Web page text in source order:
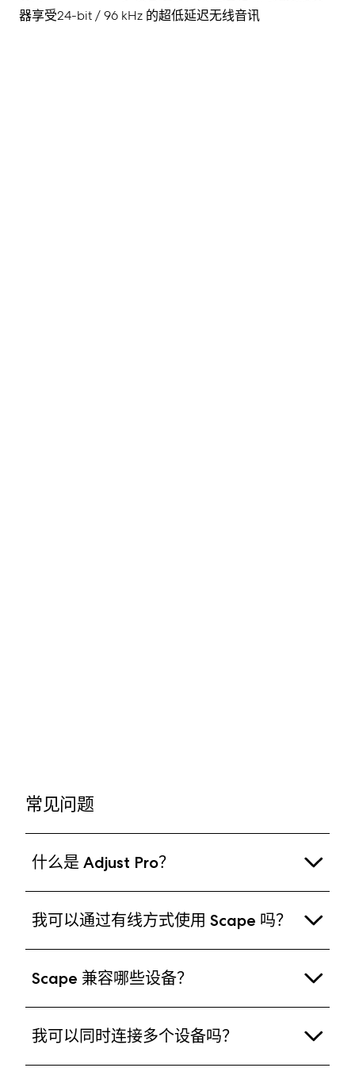
器享受24-bit / 96 kHz 的超低延迟无线音讯
常见问题
什么是 Adjust Pro？
只需将 Scape 连接到您的电脑，并在通过浏览器访
问该网址，即可开始自定义调整 EQ 预设模式和灯光
效果。在 Adjust Pro 中，您还可以升级最新设备固
件，无需下载或运行任何软件。连接时可通过附带的
线缆或 USB-A 接口的适配器进行连接。
我可以通过有线方式使用 Scape 吗？
电脑的 USB-A 接口。或者，使用附带的 2.4 GHz
USB-A 无线接收器连接电脑，则可享受超低延迟的
无线音频传输。
Scape 兼容哪些设备？
我可以同时连接多个设备吗？